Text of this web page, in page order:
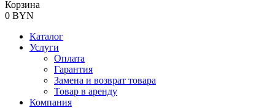
Корзина
0 BYN
Каталог
Услуги
Оплата
Гарантия
Замена и возврат товара
Товар в аренду
Компания